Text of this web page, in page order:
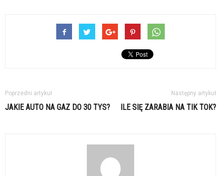
Poprzedni artykuł
JAKIE AUTO NA GAZ DO 30 TYS?
Następny artykuł
ILE SIĘ ZARABIA NA TIK TOK?